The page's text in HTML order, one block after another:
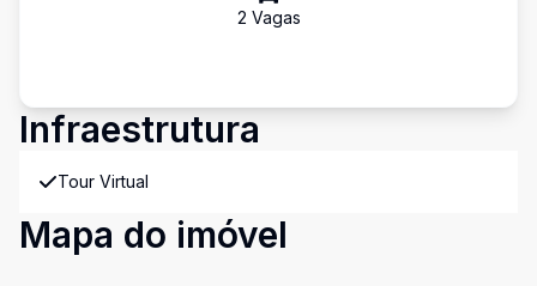
2 Vagas
Infraestrutura
Tour Virtual
Mapa do imóvel